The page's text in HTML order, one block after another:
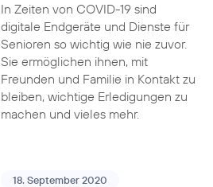
In Zeiten von COVID-19 sind
digitale Endgeräte und Dienste für
Senioren so wichtig wie nie zuvor.
Sie ermöglichen ihnen, mit
Freunden und Familie in Kontakt zu
bleiben, wichtige Erledigungen zu
machen und vieles mehr.
18. September 2020